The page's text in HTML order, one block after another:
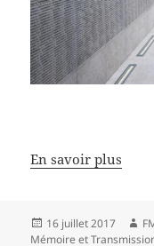
En savoir plus
Publié
le
16 juillet 2017
Mémoire et